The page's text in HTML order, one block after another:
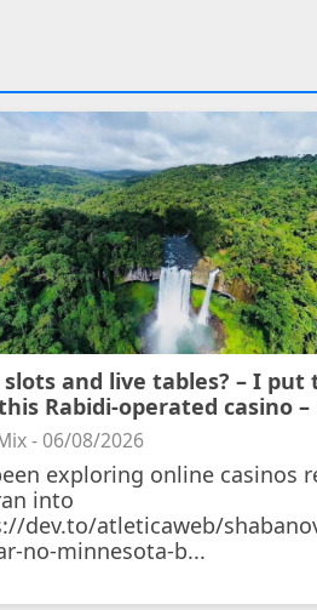
slots and live tables? – I put
Rabidi-operated casino –
- 06/08/2026
exploring online casinos
into
dev.to/atleticaweb/
no-minnesota-b...